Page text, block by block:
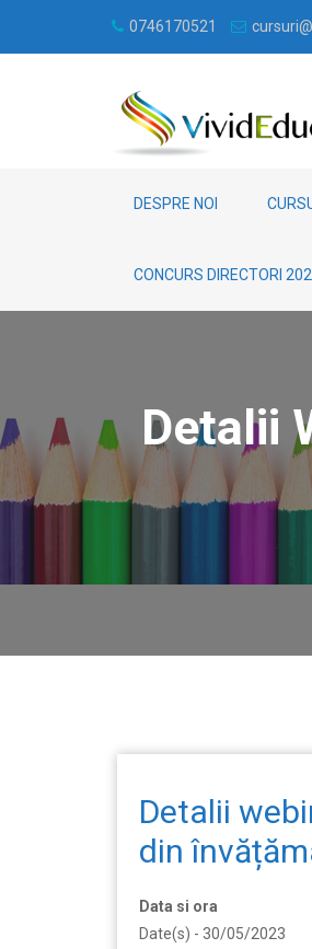
0746170521
DESPRE NOI
CONCURS DIRECTORI
Detalii
Detalii
din
Data si ora
Date(s) - 30/05/2023